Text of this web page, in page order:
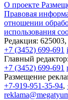
О проекте
Правовая
отношении
использования
Редакция:
+7 (3452) 699-691
Главный редактор:
+7 (3452) 699-691
Размещение
+7-919-951-35-94,